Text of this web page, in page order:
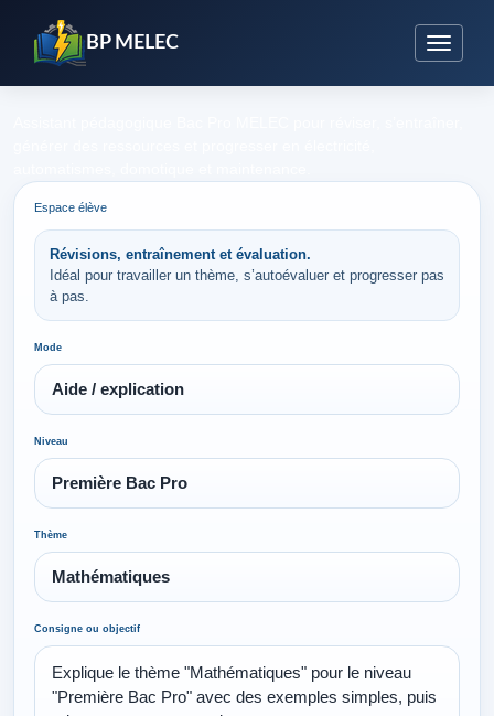
BP MELEC
Espace élève
Révisions, entraînement et évaluation.
Idéal pour travailler un thème, s’autoévaluer et progresser pas
à pas.
Mode
Niveau
Thème
Consigne ou objectif